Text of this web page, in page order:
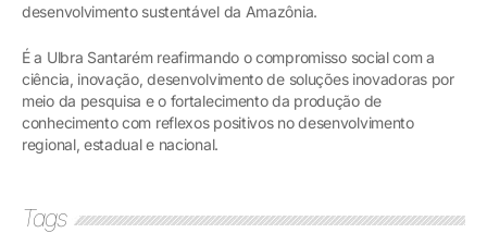
desenvolvimento sustentável da Amazônia.
É a Ulbra Santarém reafirmando o compromisso social com a
ciência, inovação, desenvolvimento de soluções inovadoras por
meio da pesquisa e o fortalecimento da produção de
conhecimento com reflexos positivos no desenvolvimento
regional, estadual e nacional.
Tags